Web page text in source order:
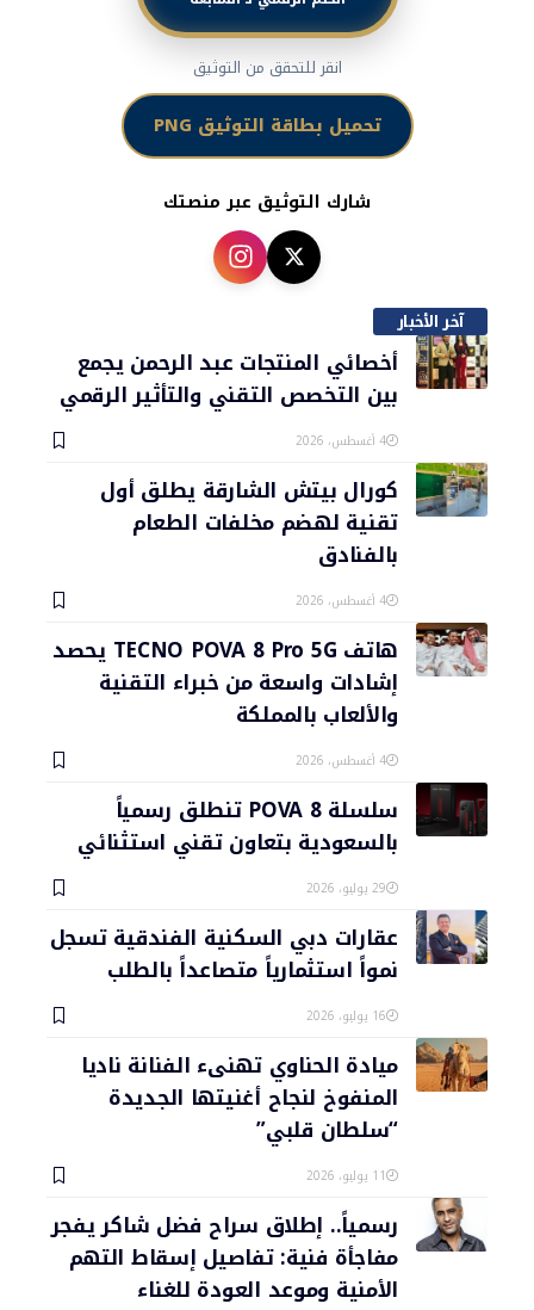
انقر للتحقق من التوثيق
تحميل بطاقة التوثيق PNG
شارك التوثيق عبر منصتك
آخر الأخبار
أخصائي المنتجات عبد الرحمن يجمع
بين التخصص التقني والتأثير الرقمي
4 أغسطس، 2026
كورال بيتش الشارقة يطلق أول
تقنية لهضم مخلفات الطعام
بالفنادق
4 أغسطس، 2026
هاتف TECNO POVA 8 Pro 5G يحصد
إشادات واسعة من خبراء التقنية
والألعاب بالمملكة
4 أغسطس، 2026
سلسلة POVA 8 تنطلق رسمياً
بالسعودية بتعاون تقني استثنائي
29 يوليو، 2026
عقارات دبي السكنية الفندقية تسجل
نمواً استثمارياً متصاعداً بالطلب
16 يوليو، 2026
ميادة الحناوي تهنىء الفنانة ناديا
المنفوخ لنجاح أغنيتها الجديدة
“سلطان قلبي”
11 يوليو، 2026
رسمياً.. إطلاق سراح فضل شاكر يفجر
مفاجأة فنية: تفاصيل إسقاط التهم
الأمنية وموعد العودة للغناء